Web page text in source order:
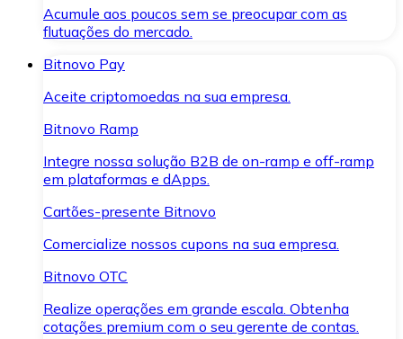
Acumule aos poucos sem se preocupar com as
flutuações do mercado.
Bitnovo Pay
Aceite criptomoedas na sua empresa.
Bitnovo Ramp
Integre nossa solução B2B de on-ramp e off-ramp
em plataformas e dApps.
Cartões-presente Bitnovo
Comercialize nossos cupons na sua empresa.
Bitnovo OTC
Realize operações em grande escala. Obtenha
cotações premium com o seu gerente de contas.